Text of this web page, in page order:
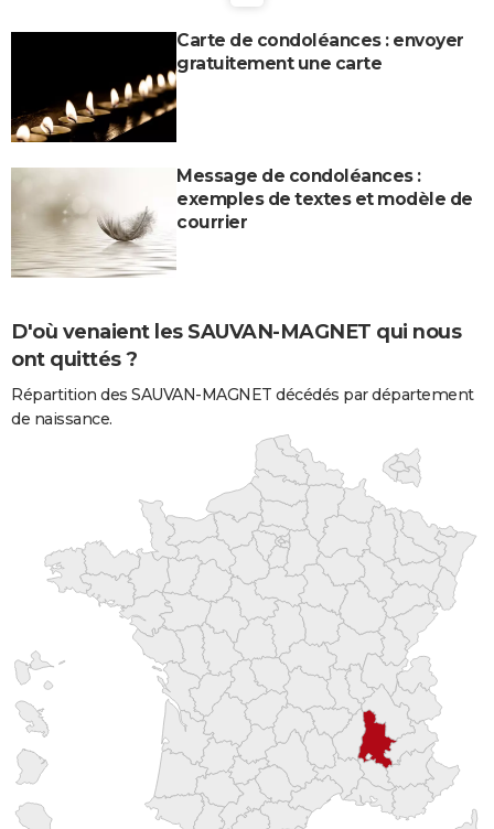
Carte de condoléances : envoyer
gratuitement une carte
Message de condoléances :
exemples de textes et modèle de
courrier
D'où venaient les SAUVAN-MAGNET qui nous
ont quittés ?
Répartition des SAUVAN-MAGNET décédés par département
de naissance.